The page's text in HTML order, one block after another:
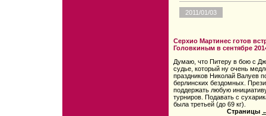
2011/01/03
Серхио Мартинес готов
Головкиным в сентябре
Думаю, что Питеру в бою с
судье, который ну очень
праздников Николай Валуев
берлинских бездомных.
поддержать любую
турниров. Подавать с
была третьей (до 69 кг).
Страницы